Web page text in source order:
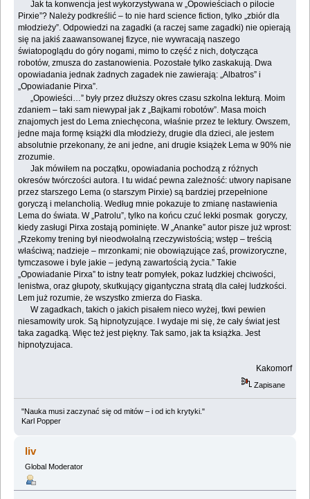
Jak ta konwencja jest wykorzystywana w „Opowieściach o pilocie
Pirxie”? Należy podkreślić – to nie hard science fiction, tylko „zbiór dla
młodzieży”. Odpowiedzi na zagadki (a raczej same zagadki) nie opierają
się na jakiś zaawansowanej fizyce, nie wywracają naszego
światopoglądu do góry nogami, mimo to część z nich, dotycząca
robotów, zmusza do zastanowienia. Pozostałe tylko zaskakują. Dwa
opowiadania jednak żadnych zagadek nie zawierają: „Albatros” i
„Opowiadanie Pirxa”.
„Opowieści…” były przez dłuższy okres czasu szkolna lekturą. Moim
zdaniem – taki sam niewypał jak z „Bajkami robotów”. Masa moich
znajomych jest do Lema zniechęcona, właśnie przez te lektury. Owszem,
jedne maja formę książki dla młodzieży, drugie dla dzieci, ale jestem
absolutnie przekonany, że ani jedne, ani drugie książek Lema w 90% nie
zrozumie.
Jak mówiłem na początku, opowiadania pochodzą z różnych
okresów twórczości autora. I tu widać pewna zależność: utwory napisane
przez starszego Lema (o starszym Pirxie) są bardziej przepełnione
goryczą i melancholią. Według mnie pokazuje to zmianę nastawienia
Lema do świata. W „Patrolu”, tylko na końcu czuć lekki posmak goryczy,
kiedy zasługi Pirxa zostają pominięte. W „Ananke” autor pisze już wprost:
„Rzekomy trening był nieodwołalną rzeczywistością; wstęp – treścią
właściwą; nadzieje – mrzonkami; nie obowiązujące zaś, prowizoryczne,
tymczasowe i byle jakie – jedyną zawartością życia.” Takie
„Opowiadanie Pirxa” to istny teatr pomyłek, pokaz ludzkiej chciwości,
lenistwa, oraz głupoty, skutkujący gigantyczna stratą dla całej ludzkości.
Lem już rozumie, że wszystko zmierza do Fiaska.
W zagadkach, takich o jakich pisałem nieco wyżej, tkwi pewien
niesamowity urok. Są hipnotyzujące. I wydaje mi się, że cały świat jest
taka zagadką. Więc też jest piękny. Tak samo, jak ta książka. Jest
hipnotyzujaca.
Kakomorf
Zapisane
"Nauka musi zaczynać się od mitów – i od ich krytyki."
Karl Popper
liv
Global Moderator